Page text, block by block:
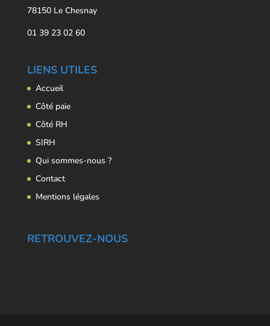
78150 Le Chesnay
01 39 23 02 60
LIENS UTILES
Accueil
Côté paie
Côté RH
SIRH
Qui sommes-nous ?
Contact
Mentions légales
RETROUVEZ-NOUS